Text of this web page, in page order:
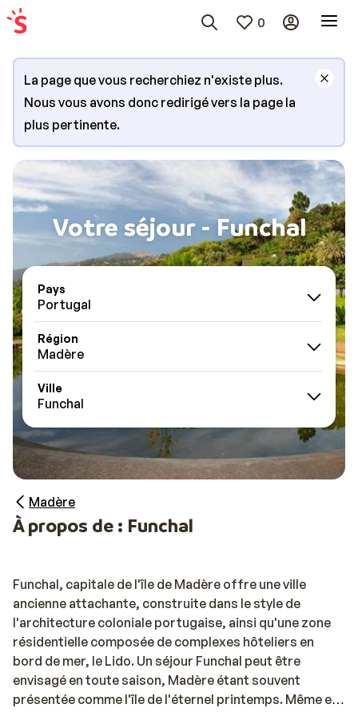
0
La page que vous recherchiez n'existe plus.
Nous vous avons donc redirigé vers la page la
plus pertinente.
Votre séjour - Funchal
Pays
Portugal
Région
Madère
Ville
Funchal
Madère
À propos de : Funchal
Funchal, capitale de l'île de Madère offre une ville
ancienne attachante, construite dans le style de
l'architecture coloniale portugaise, ainsi qu'une zone
résidentielle composée de complexes hôteliers en
bord de mer, le Lido. Un séjour Funchal peut être
envisagé en toute saison, Madère étant souvent
présentée comme l'île de l'éternel printemps. Même en